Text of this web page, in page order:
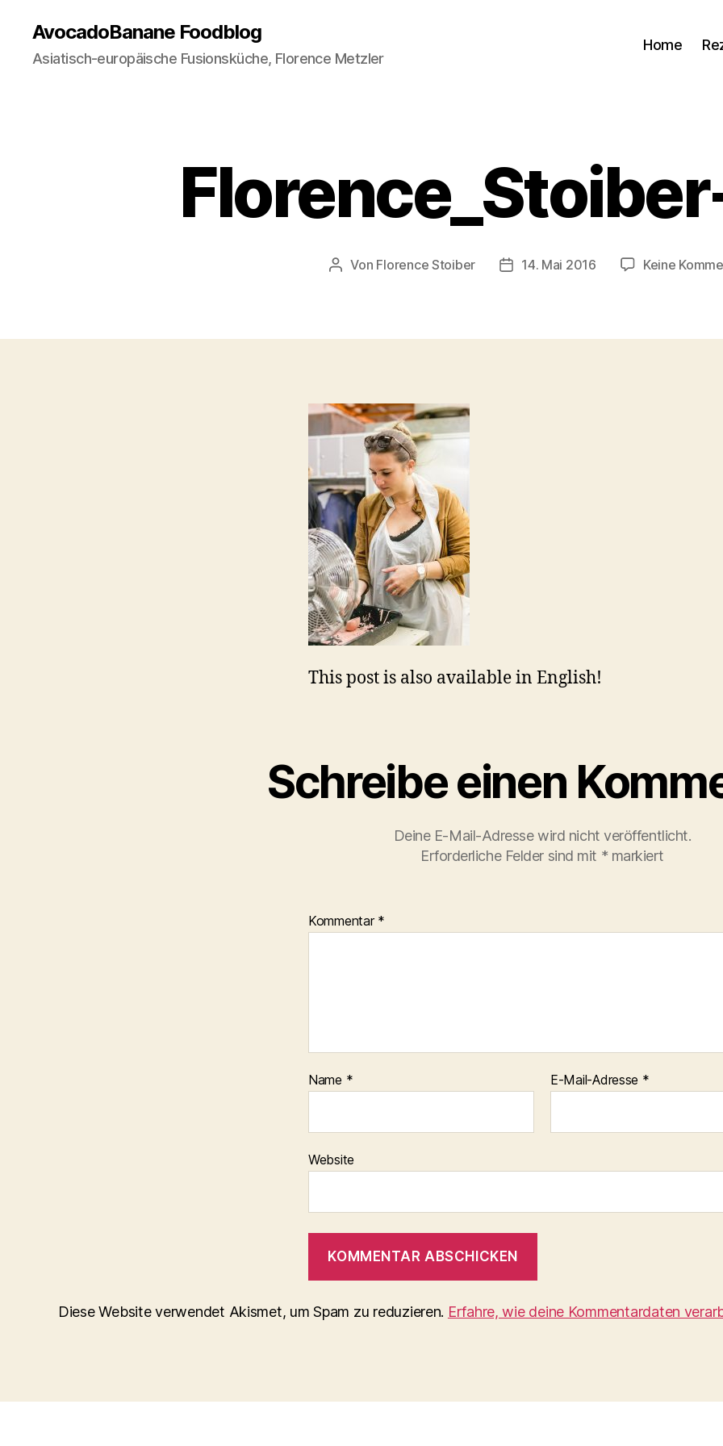
AvocadoBanane Foodblog
Asiatisch-europäische Fusionsküche, Florence Metzler
Home
Beitragsautor
Von Florence Stoiber Veröffentlichungsdatum
14. Mai 2016 Keine
This post is also available in English!
Schreibe einen
Deine E-Mail-Adresse wird nicht veröffentlicht.
Erforderliche Felder sind mit * markiert
Kommentar *
Name * E-Mail-Adresse *
Website
Diese Website verwendet Akismet, um Spam zu reduzieren. Erfahre, wie deine Kommentardaten